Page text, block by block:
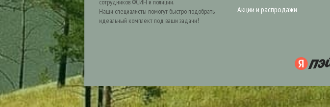
сотрудников ФСИН и полиции.
Наши специалисты помогут быстро подобрать
идеальный комплект под ваши задачи!
Акции и распродажи